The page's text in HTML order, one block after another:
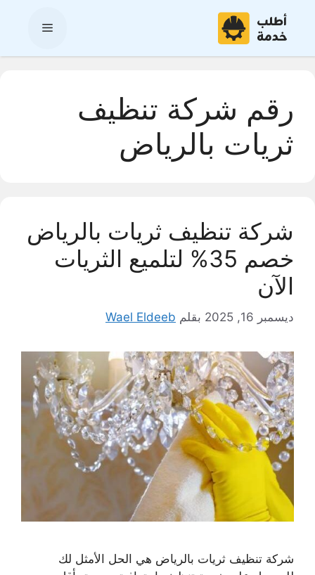
المحتوى
القائمة
رقم شركة تنظيف
ثريات بالرياض
شركة تنظيف ثريات بالرياض
خصم 35% لتلميع الثريات
الآن
ديسمبر 16, 2025 بقلم Wael Eldeeb
شركة تنظيف ثريات بالرياض هي الحل الأمثل لك